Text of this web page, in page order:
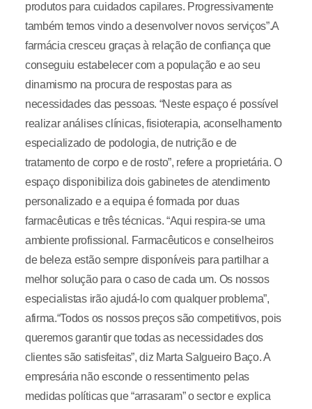
produtos para cuidados capilares. Progressivamente
também temos vindo a desenvolver novos serviços”.A
farmácia cresceu graças à relação de confiança que
conseguiu estabelecer com a população e ao seu
dinamismo na procura de respostas para as
necessidades das pessoas. “Neste espaço é possível
realizar análises clínicas, fisioterapia, aconselhamento
especializado de podologia, de nutrição e de
tratamento de corpo e de rosto”, refere a proprietária. O
espaço disponibiliza dois gabinetes de atendimento
personalizado e a equipa é formada por duas
farmacêuticas e três técnicas. “Aqui respira-se uma
ambiente profissional. Farmacêuticos e conselheiros
de beleza estão sempre disponíveis para partilhar a
melhor solução para o caso de cada um. Os nossos
especialistas irão ajudá-lo com qualquer problema”,
afirma.“Todos os nossos preços são competitivos, pois
queremos garantir que todas as necessidades dos
clientes são satisfeitas”, diz Marta Salgueiro Baço. A
empresária não esconde o ressentimento pelas
medidas políticas que “arrasaram” o sector e explica